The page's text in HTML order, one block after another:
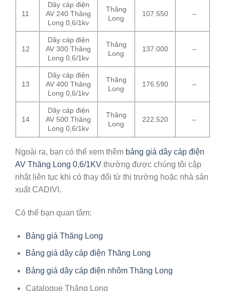
11
Dây cáp điện
AV 240 Thăng
Long 0,6/1kv
Thăng
Long
107.550 –
12
Dây cáp điện
AV 300 Thăng
Long 0,6/1kv
Thăng
Long
137.000 –
13
Dây cáp điện
AV 400 Thăng
Long 0,6/1kv
Thăng
Long
176.590 –
14
Dây cáp điện
AV 500 Thăng
Long 0,6/1kv
Thăng
Long
222.520 –
Ngoài ra, bạn có thể xem thêm bảng giá dây cáp điện
AV Thăng Long 0,6/1KV thường được chúng tôi cập
nhật liên tục khi có thay đổi từ thị trường hoặc nhà sản
xuất CADIVI.
Có thể bạn quan tâm:
Bảng giá Thăng Long
Bảng giá dây cáp điện Thăng Long
Bảng giá dây cáp điện nhôm Thăng Long
Catalogue Thăng Long